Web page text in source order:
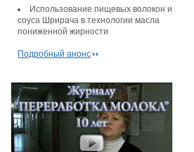
Использование пищевых волокон и
соуса Шрирача в технологии масла
пониженной жирности
Подробный анонс